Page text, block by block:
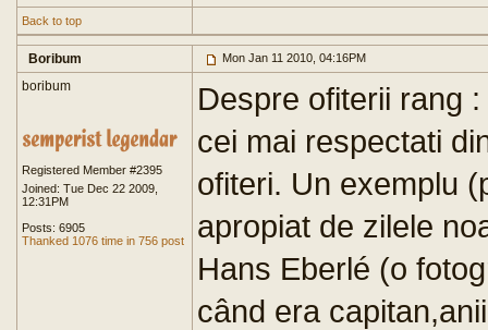
Back to top
Boribum Mon Jan 11 2010, 04:16PM
boribum
Registered Member #2395
Joined: Tue Dec 22 2009,
12:31PM
Posts: 6905
Thanked 1076 time in 756 post
Despre ofiterii rang
cei mai respectati
ofiteri. Un exemplu
apropiat de zilele
Hans Eberlé (o
când era